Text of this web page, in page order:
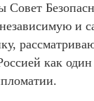
Совет
и
как один